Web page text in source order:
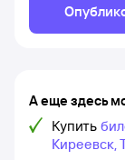
А еще здесь
Купить
Киреевск,